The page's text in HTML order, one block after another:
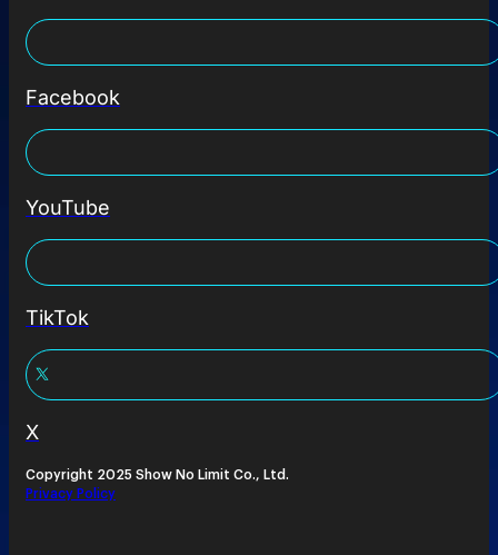
Facebook
YouTube
TikTok
X
Copyright 2025 Show No Limit Co., Ltd.
Privacy Policy